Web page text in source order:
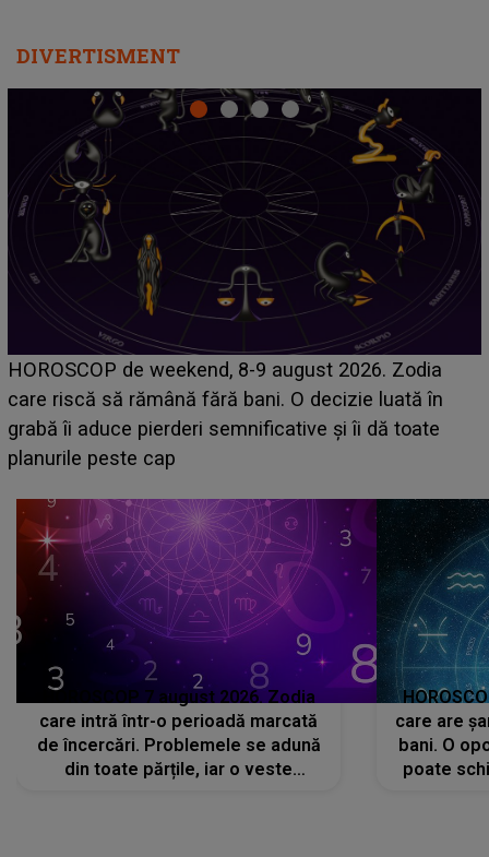
DIVERTISMENT
Emanuel a ținut ACEST DETALIU ASCUNS până
acum! În fața Alexandrei, concurentul din Casa Iubirii
face o MĂRTURISIRE NEAȘTEPTATĂ despre mama
sa: "I-am spus și ei în față, eu nu te iubesc pentru
HOROSCOP 7 august 2026. Zodia
care intră într-o perioadă marcată
de încercări. Problemele se adună
din toate părțile, iar o veste
care are
bani. O
poate